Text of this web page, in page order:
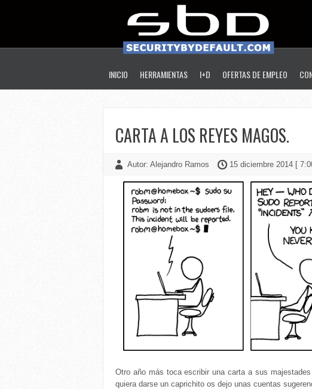
INICIO HERRAMIENTAS I+D OFERTAS DE EMPLEO
CARTA A LOS REYES MAGOS.
Autor: Alejandro Ramos 15 diciembre 2014 [
Otro año más toca escribir una carta a sus
quiera darse un caprichito os dejo unas cuentas